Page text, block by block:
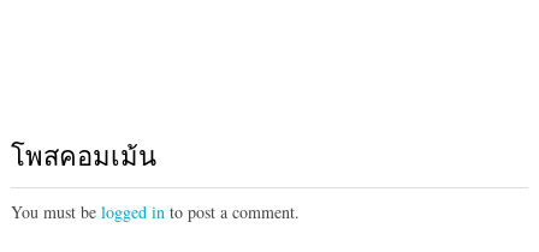
โพสคอมเม้น
You must be logged into post a comment.